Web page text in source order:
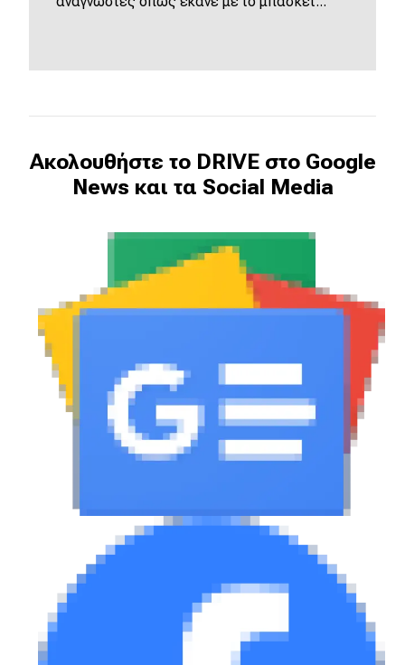
Ακολουθήστε το DRIVE στο Google
News και τα Social Media